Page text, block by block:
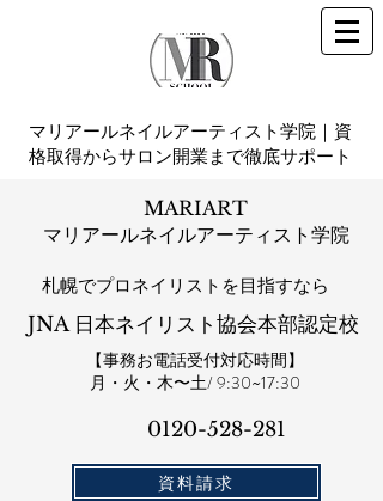
マリアールネイルアーティスト学院｜資
格取得からサロン開業まで徹底サポート
MARIART
マリアールネイルアーティスト学院
札幌​でプロネイリストを目指すなら
JNA 日本ネイリスト協会本部認定校
【事務お電話受付対応時間】
​月・火・木〜土/ 9:30~17:30
0120-528-281​
資料請求